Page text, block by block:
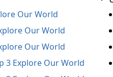
Our World
Our World
Our World
3 Explore Our World